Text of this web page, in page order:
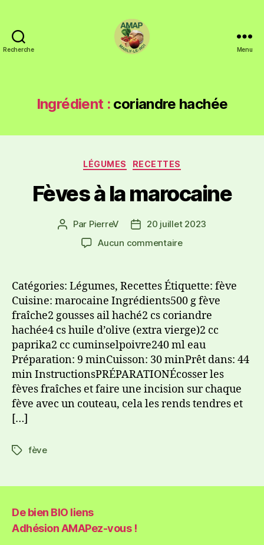
Recherche Menu
Ingrédient : coriandre hachée
LÉGUMES RECETTES
Fèves à la marocaine
Par PierreV
20 juillet 2023
Aucun commentaire
Catégories: Légumes, Recettes Étiquette: fève
Cuisine: marocaine Ingrédients500 g fève
fraîche2 gousses ail haché2 cs coriandre
hachée4 cs huile d’olive (extra vierge)2 cc
paprika2 cc cuminselpoivre240 ml eau
Préparation: 9 minCuisson: 30 minPrêt dans: 44
min InstructionsPRÉPARATIONÉcosser les
fèves fraîches et faire une incision sur chaque
fève avec un couteau, cela les rends tendres et
[…]
fève
De bien BIO liens
Adhésion AMAPez-vous !